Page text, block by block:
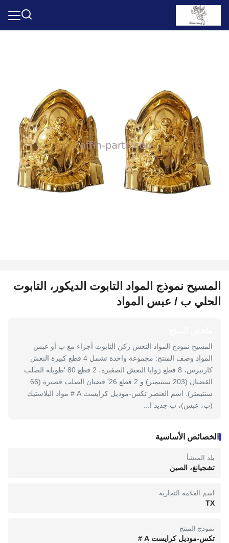
المسيح نموذج المواد التابوت الديكور، التابوت
الحلي ب / عبس المواد
المسيح نموذج المواد النعش ركن التابوت أجزاء مع ب أو عبس
المواد وصف المنتج: مجموعة واحدة تشمل 4 قطع كبيرة النعش
كارنيرس، 8 قطع زوايا النعش الصغيرة، 2 قطع 80 'طويلة الصلب
القضبان (203 سنتيمتر) و 2 قطع 26' قضبان الصلب قصيرة (66
سنتيمتر). اسم العنصر تكس-موديل كرايست A # مواد البلاستيك
(ب، عبس)، ب جديد ا...
الخصائص الأساسية
بلد المنشأ
تشجيانغ، الصين
اسم العلامة التجارية
TX
نموذج المنتج
تكس-موديل كرايست A #